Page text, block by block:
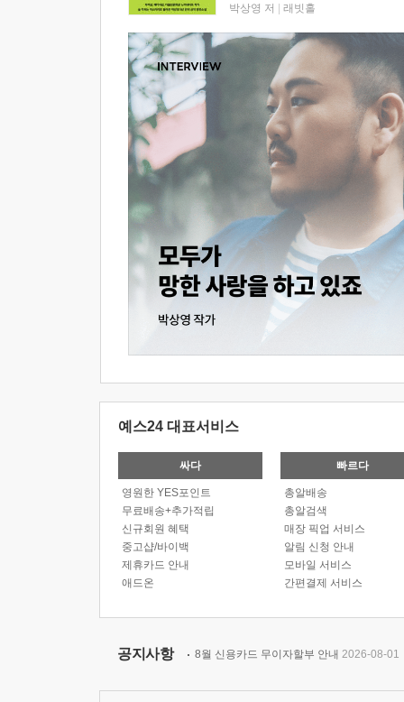
박상영 저 래빗홀
예스24 대표서비스
싸다
영원한 YES포인트
무료배송+추가적립
신규회원 혜택
중고샵/바이백
제휴카드 안내
애드온
빠르다
총알배송
총알검색
매장 픽업 서비스
알림 신청 안내
모바일 서비스
간편결제 서비스
공지사항 8월 신용카드 무이자할부 안내 2026-08-01